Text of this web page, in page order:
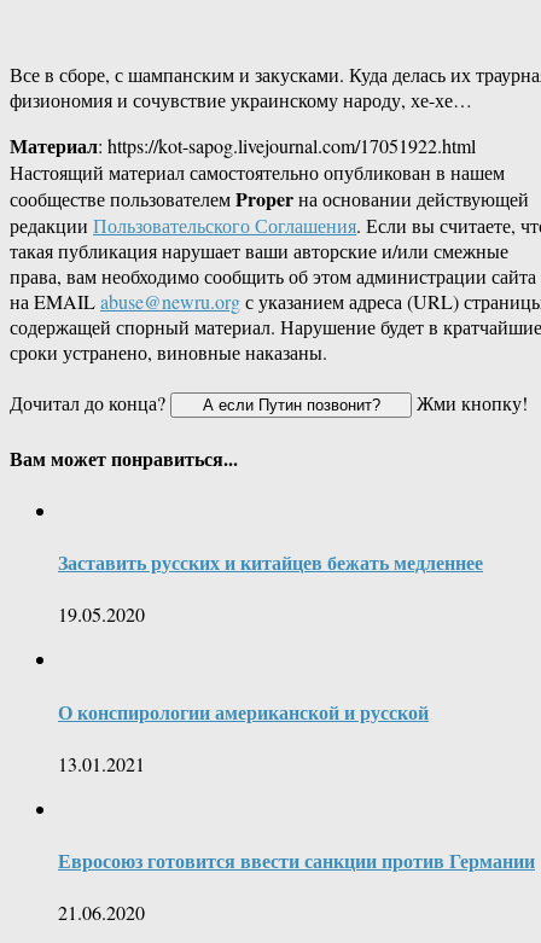
Все в сборе, с шампанским и закусками. Куда делась их
физиономия и сочувствие украинскому народу, хе-хе…
Материал: https://kot-sapog.livejournal.com/17051922.html
Настоящий материал самостоятельно опубликован в нашем
сообществе пользователемProperна основании действующей
редакции Пользовательского Соглашения. Если вы считаете,
такая публикация нарушает ваши авторские и/или смежные
права, вам необходимо сообщить об этом администрации сайта
на EMAILabuse@newru.orgс указанием адреса (URL)
содержащей спорный материал. Нарушение будет в кратчайшие
сроки устранено, виновные наказаны.
Дочитал до конца?
Жми кнопку!
Вам может понравиться...
Заставить русских и китайцев бежать медленнее
19.05.2020
О конспирологии американской и русской
13.01.2021
Евросоюз готовится ввести санкции против Германии
21.06.2020